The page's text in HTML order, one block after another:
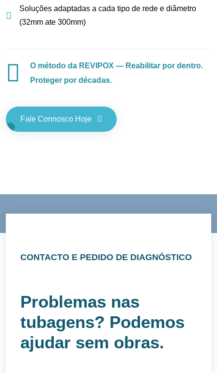
Soluções adaptadas a cada tipo de rede e diâmetro
(32mm ate 300mm)
O método da REVIPOX — Reabilitar por dentro.
Proteger por décadas.
Fale Connosco Hoje
CONTACTO E PEDIDO DE DIAGNÓSTICO
Problemas nas
tubagens? Podemos
ajudar sem obras.